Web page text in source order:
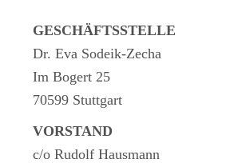
GESCHÄFTSSTELLE
Dr. Eva Sodeik-Zecha
Im Bogert 25
70599 Stuttgart
VORSTAND
c/o Rudolf Hausmann